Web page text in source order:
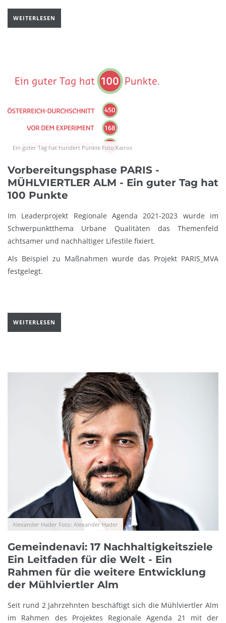
WEITERLESEN
Ein guter Tag hat hundert Punkte Foto:Kairos
Vorbereitungsphase PARIS -
MÜHLVIERTLER ALM - Ein guter Tag hat
100 Punkte
Im Leaderprojekt Regionale Agenda 2021-2023 wurde im
Schwerpunktthema Urbane Qualitäten das Themenfeld
achtsamer und nachhaltiger Lifestile fixiert.
Als Beispiel zu Maßnahmen wurde das Projekt PARIS_MVA
festgelegt.
WEITERLESEN
Alexander Hader Foto: Alexander Hader
Gemeindenavi: 17 Nachhaltigkeitsziele
Ein Leitfaden für die Welt - Ein
Rahmen für die weitere Entwicklung
der Mühlviertler Alm
Seit rund 2 Jahrzehnten beschäftigt sich die Mühlviertler Alm
im Rahmen des Projektes Regionale Agenda 21 mit der